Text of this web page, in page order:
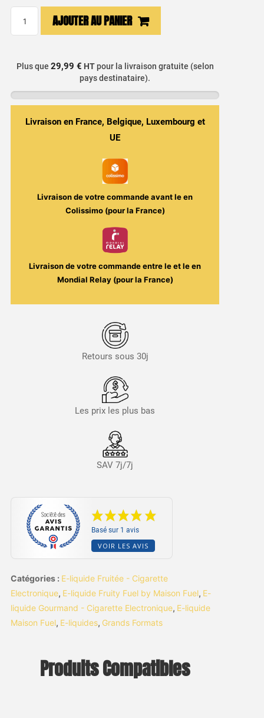
Oil
100ml
AJOUTER AU PANIER
Plus que 29,99 € HTpour la livraison gratuite (selon
pays destinataire).
Livraison en France, Belgique, Luxembourg et
UE
Livraison de votre commande avant leen
Colissimo (pour la France)
Livraison de votre commande entre leet leen
Mondial Relay (pour la France)
Retours sous 30j
Les prix les plus bas
SAV 7j/7j
Basé sur 1 avis
VOIR LES AVIS
Catégories : E-liquide Fruitée - Cigarette
Electronique, E-liquide Fruity Fuel by Maison Fuel, E-
liquide Gourmand - Cigarette Electronique, E-liquide
Maison Fuel, E-liquides, Grands Formats
Produits Compatibles